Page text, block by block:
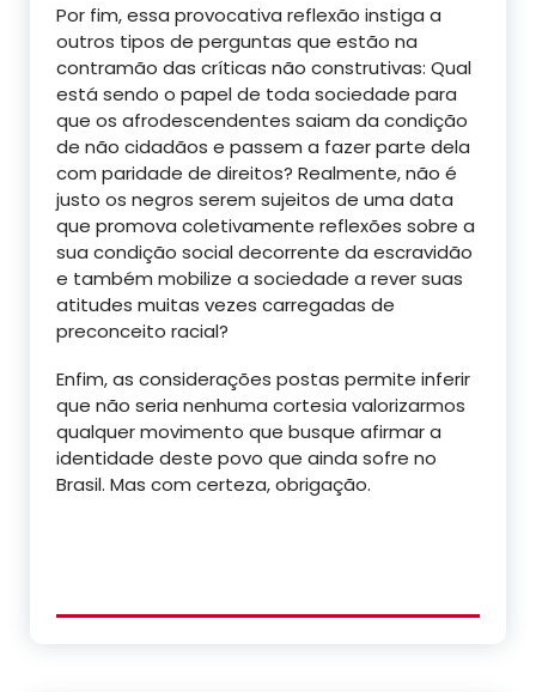
Por fim, essa provocativa reflexão instiga a
outros tipos de perguntas que estão na
contramão das críticas não construtivas: Qual
está sendo o papel de toda sociedade para
que os afrodescendentes saiam da condição
de não cidadãos e passem a fazer parte dela
com paridade de direitos? Realmente, não é
justo os negros serem sujeitos de uma data
que promova coletivamente reflexões sobre a
sua condição social decorrente da escravidão
e também mobilize a sociedade a rever suas
atitudes muitas vezes carregadas de
preconceito racial?
Enfim, as considerações postas permite inferir
que não seria nenhuma cortesia valorizarmos
qualquer movimento que busque afirmar a
identidade deste povo que ainda sofre no
Brasil. Mas com certeza, obrigação.